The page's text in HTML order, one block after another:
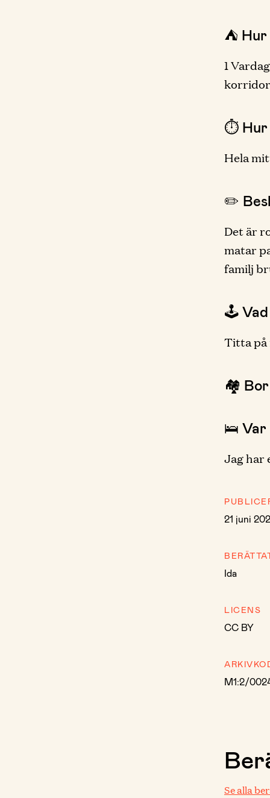
⛺️ Hur
1
⏱ Hur
Hela
✏️
Det är
matar
familj
🕹 Vad
Titta på
🏘 Bor
🛌
Jag har
21 juni
Ida
LICENS
CC BY
M1:2/
Se alla